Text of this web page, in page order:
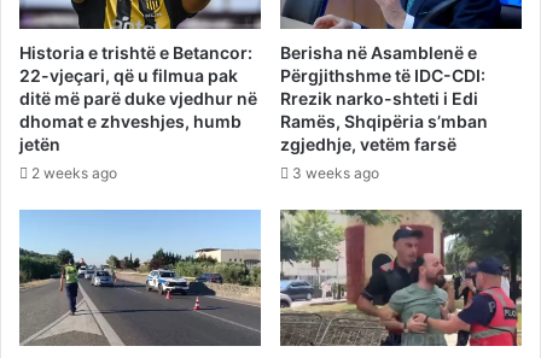
Historia e trishtë e Betancor:
22-vjeçari, që u filmua pak
ditë më parë duke vjedhur në
dhomat e zhveshjes, humb
jetën
2 weeks ago
Berisha në Asamblenë e
Përgjithshme të IDC-CDI:
Rrezik narko-shteti i Edi
Ramës, Shqipëria s’mban
zgjedhje, vetëm farsë
3 weeks ago